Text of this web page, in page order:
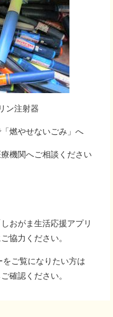
ン注射器
燃やせないごみ」へ
機関へご相談ください
おがま生活応援アプリ
協力ください。
ご覧になりたい方は
ご確認ください。